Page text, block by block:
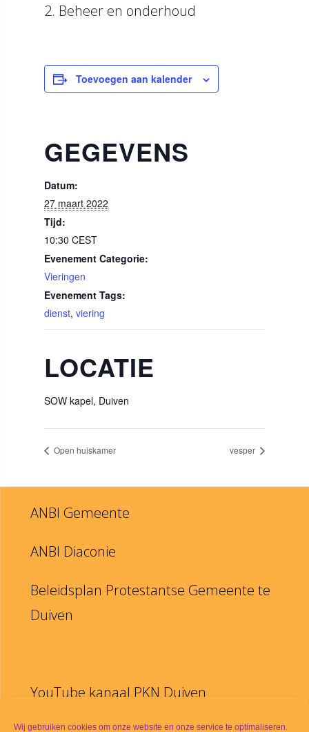
Wij gebruiken cookies om onze website en onze service te optimaliseren.
2. Beheer en onderhoud
Toevoegen aan kalender
GEGEVENS
Datum:
27 maart 2022
Tijd:
10:30 CEST
Evenement Categorie:
Vieringen
Evenement Tags:
dienst, viering
LOCATIE
SOW kapel, Duiven
Open huiskamer vesper
ANBI Gemeente
ANBI Diaconie
Beleidsplan Protestantse Gemeente te
Duiven
YouTube kanaal PKN Duiven